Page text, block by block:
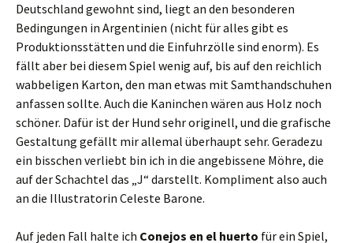
Deutschland gewohnt sind, liegt an den besonderen
Bedingungen in Argentinien (nicht für alles gibt es
Produktionsstätten und die Einfuhrzölle sind enorm). Es
fällt aber bei diesem Spiel wenig auf, bis auf den reichlich
wabbeligen Karton, den man etwas mit Samthandschuhen
anfassen sollte. Auch die Kaninchen wären aus Holz noch
schöner. Dafür ist der Hund sehr originell, und die grafische
Gestaltung gefällt mir allemal überhaupt sehr. Geradezu
ein bisschen verliebt bin ich in die angebissene Möhre, die
auf der Schachtel das „J“ darstellt. Kompliment also auch
an die Illustratorin Celeste Barone.
Auf jeden Fall halte ich Conejos en el huerto für ein Spiel,